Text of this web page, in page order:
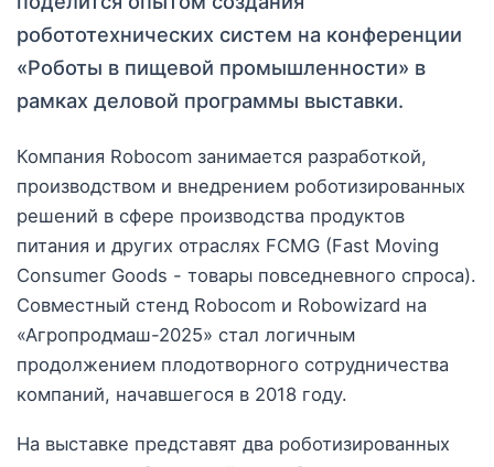
робототехнических систем на конференции
«Роботы в пищевой промышленности» в
рамках деловой программы выставки.
Компания Robocom занимается разработкой,
производством и внедрением роботизированных
решений в сфере производства продуктов
питания и других отраслях FCMG (Fast Moving
Consumer Goods - товары повседневного спроса).
Совместный стенд Robocom и Robowizard на
«Агропродмаш-2025» стал логичным
продолжением плодотворного сотрудничества
компаний, начавшегося в 2018 году.
На выставке представят два роботизированных